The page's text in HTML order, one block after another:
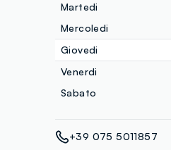
Martedi
Mercoledi
Giovedi
Venerdi
Sabato
+39 075 5011857